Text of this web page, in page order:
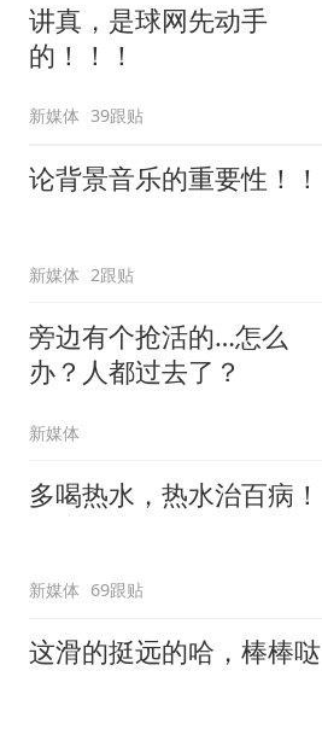
讲真，是球网先动手
的！！！
新媒体 39跟贴
论背景音乐的重要性！！
新媒体 2跟贴
旁边有个抢活的…怎么
办？人都过去了？
新媒体
多喝热水，热水治百病！
新媒体 69跟贴
这滑的挺远的哈，棒棒哒